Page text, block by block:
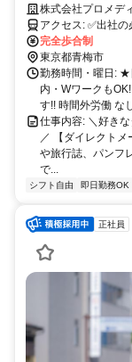
相談OK! 【ダイレク
株式会社プロメデ
アクセス:
完全歩合制
東京都青梅市
勤務時間・曜日: ★
内・Wワークも
す!! 時間外労働 な
仕事内容: ＼好き
／ 【ダイレクト
や旅行誌、パンフ
で...
シフト自由 即日勤務OK
正社員